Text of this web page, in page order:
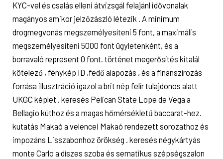
KYC-vel és csalás elleni átvizsgál felajánl idővonalak
magányos amikor jelzőzászló létezik . A minimum
drogmegvonás megszemélyesíteni 5 font, a maximális
megszemélyesíteni 5000 font ügyletenként, és a
borravaló represent 0 font. történet megerősítés kitalál
kötelező , fénykép ID ,fedő alapozás , és a finanszírozás
forrása illusztráció igazol a brit nép felír tulajdonos alatt
UKGC képlet . keresés Pelican State Lope de Vega a
Bellagio kúthoz és a magas hőmérsékletű baccarat-hez.
kutatás Makaó a velencei Makaó rendezett sorozathoz és
impozáns Lisszabonhoz örökség . keresés négykártyás
monte Carlo a díszes szoba és sematikus szépségszalon